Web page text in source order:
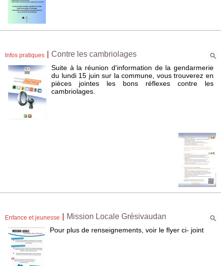
Infos pratiques Contre les cambriolages
Suite à la réunion d'information de la gendarmerie
du lundi 15 juin sur la commune, vous trouverez en
pièces jointes les bons réflexes contre les
cambriolages.
Enfance et jeunesse Mission Locale Grésivaudan
Pour plus de renseignements, voir le flyer ci- joint